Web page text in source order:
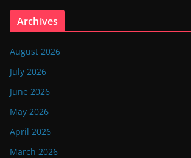
Archives
August 2026
July 2026
June 2026
May 2026
April 2026
March 2026